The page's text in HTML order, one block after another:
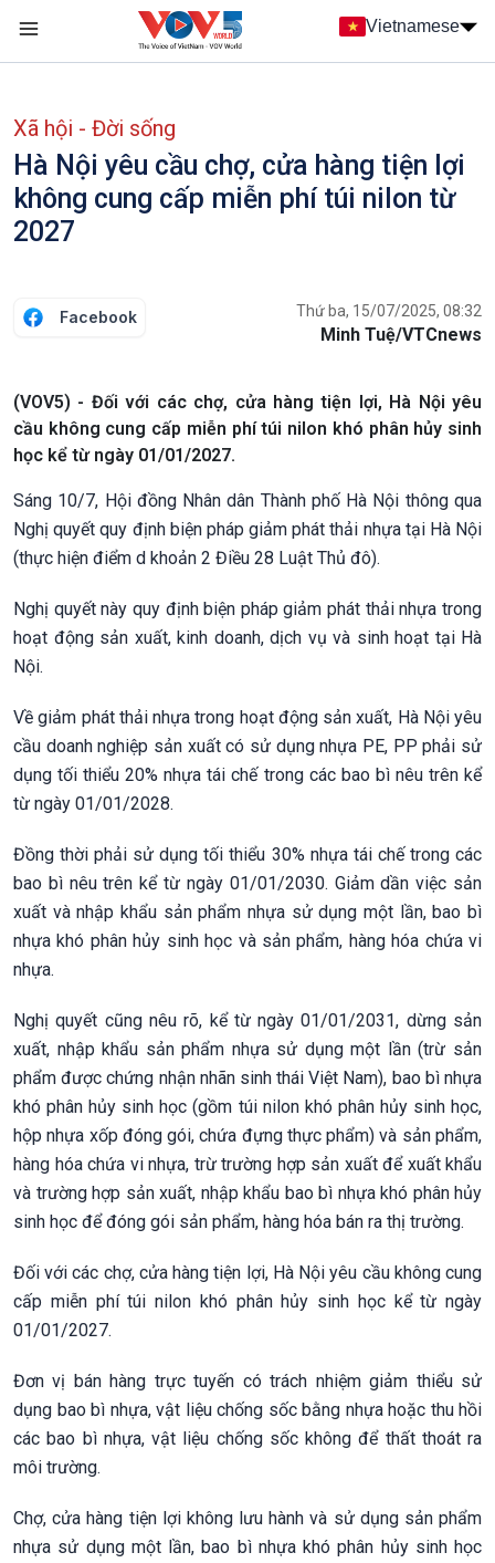
Nhảy đến nội dung
Vietnamese
Xã hội - Đời sống
Hà Nội yêu cầu chợ, cửa hàng tiện lợi
không cung cấp miễn phí túi nilon từ
2027
Facebook Thứ ba, 15/07/2025, 08:32
Minh Tuệ/VTCnews
(VOV5) - Đối với các chợ, cửa hàng tiện lợi, Hà Nội yêu
cầu không cung cấp miễn phí túi nilon khó phân hủy sinh
học kể từ ngày 01/01/2027.
Sáng 10/7, Hội đồng Nhân dân Thành phố Hà Nội thông qua
Nghị quyết quy định biện pháp giảm phát thải nhựa tại Hà Nội
(thực hiện điểm d khoản 2 Điều 28 Luật Thủ đô).
Nghị quyết này quy định biện pháp giảm phát thải nhựa trong
hoạt động sản xuất, kinh doanh, dịch vụ và sinh hoạt tại Hà
Nội.
Về giảm phát thải nhựa trong hoạt động sản xuất, Hà Nội yêu
cầu doanh nghiệp sản xuất có sử dụng nhựa PE, PP phải sử
dụng tối thiểu 20% nhựa tái chế trong các bao bì nêu trên kể
từ ngày 01/01/2028.
Đồng thời phải sử dụng tối thiểu 30% nhựa tái chế trong các
bao bì nêu trên kể từ ngày 01/01/2030. Giảm dần việc sản
xuất và nhập khẩu sản phẩm nhựa sử dụng một lần, bao bì
nhựa khó phân hủy sinh học và sản phẩm, hàng hóa chứa vi
nhựa.
Nghị quyết cũng nêu rõ, kể từ ngày 01/01/2031, dừng sản
xuất, nhập khẩu sản phẩm nhựa sử dụng một lần (trừ sản
phẩm được chứng nhận nhãn sinh thái Việt Nam), bao bì nhựa
khó phân hủy sinh học (gồm túi nilon khó phân hủy sinh học,
hộp nhựa xốp đóng gói, chứa đựng thực phẩm) và sản phẩm,
hàng hóa chứa vi nhựa, trừ trường hợp sản xuất để xuất khẩu
và trường hợp sản xuất, nhập khẩu bao bì nhựa khó phân hủy
sinh học để đóng gói sản phẩm, hàng hóa bán ra thị trường.
Đối với các chợ, cửa hàng tiện lợi, Hà Nội yêu cầu không cung
cấp miễn phí túi nilon khó phân hủy sinh học kể từ ngày
01/01/2027.
Đơn vị bán hàng trực tuyến có trách nhiệm giảm thiểu sử
dụng bao bì nhựa, vật liệu chống sốc bằng nhựa hoặc thu hồi
các bao bì nhựa, vật liệu chống sốc không để thất thoát ra
môi trường.
Chợ, cửa hàng tiện lợi không lưu hành và sử dụng sản phẩm
nhựa sử dụng một lần, bao bì nhựa khó phân hủy sinh học